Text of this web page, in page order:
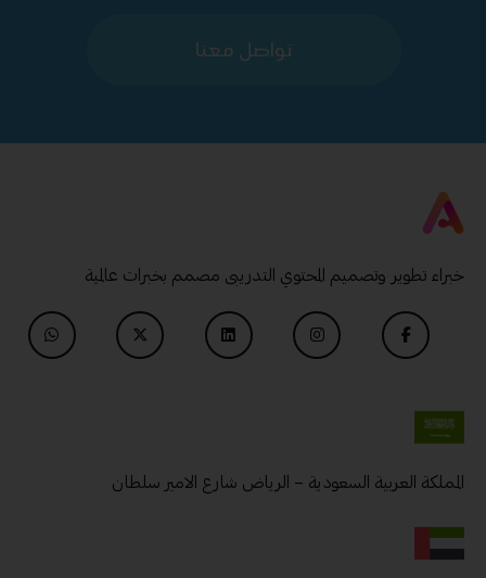
تواصل معنا
خبراء تطوير وتصميم المحتوي التدريبى مصمم بخبرات عالمية
المملكة العربية السعودية – الرياض شارع الامير سلطان